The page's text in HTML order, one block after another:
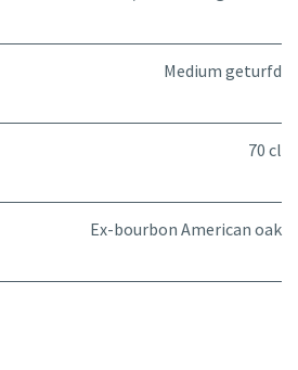
Medium geturfd
70 cl
Ex-bourbon American oak